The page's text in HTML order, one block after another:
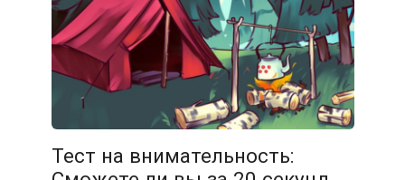
08.02.2026
Тест на внимательность: